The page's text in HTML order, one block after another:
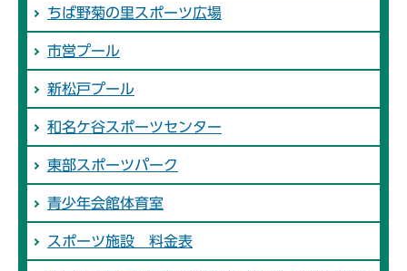
ちば野菊の里スポーツ広場
市営プール
新松戸プール
和名ケ谷スポーツセンター
東部スポーツパーク
青少年会館体育室
スポーツ施設 料金表